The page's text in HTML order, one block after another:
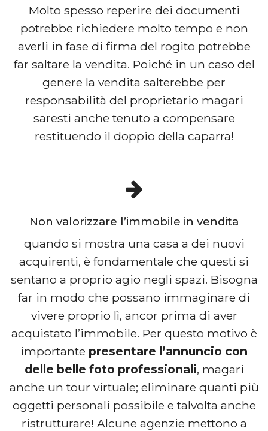
Molto spesso reperire dei documenti
potrebbe richiedere molto tempo e non
averli in fase di firma del rogito potrebbe
far saltare la vendita. Poiché in un caso del
genere la vendita salterebbe per
responsabilità del proprietario magari
saresti anche tenuto a compensare
restituendo il doppio della caparra!
Non valorizzare l’immobile in vendita
quando si mostra una casa a dei nuovi
acquirenti, è fondamentale che questi si
sentano a proprio agio negli spazi. Bisogna
far in modo che possano immaginare di
vivere proprio lì, ancor prima di aver
acquistato l’immobile. Per questo motivo è
importante presentare l’annuncio con
delle belle foto professionali, magari
anche un tour virtuale; eliminare quanti più
oggetti personali possibile e talvolta anche
ristrutturare! Alcune agenzie mettono a